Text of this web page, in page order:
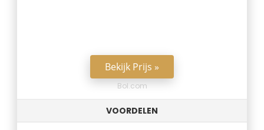
Bekijk Prijs »
Bol.com
VOORDELEN